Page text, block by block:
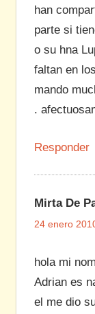
han
parte si
o su hna
faltan en
mando
.
Responder
Mirta De
24 enero
hola mi
Adrian es
el me dio